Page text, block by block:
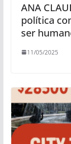
ANA
política
ser
11/05/2025